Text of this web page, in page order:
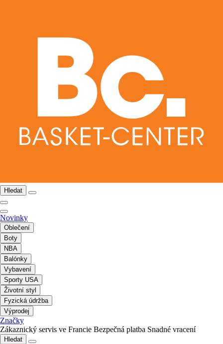
Hledat
Novinky
Oblečení
Boty
NBA
Balónky
Vybavení
Sporty USA
Životní styl
Fyzická údržba
Výprodej
Značky
Zákaznický servis ve Francie Bezpečná platba Snadné vracení
Hledat